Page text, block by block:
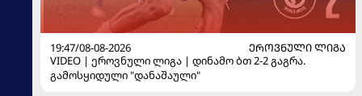
19:47/08-08-2026
ᲔᲠᲝᲕᲜᲣᲚᲘ ᲚᲘᲒᲐ
VIDEO | ეროვნული ლიგა | დინამო ბთ 2-2 გაგრა.
გამოსყიდული "დანაშაული"